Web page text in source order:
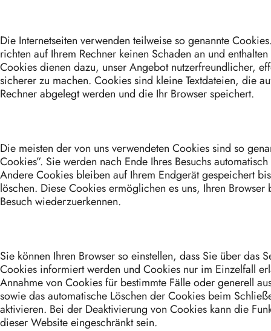
Die Internetseiten verwenden teilweise so genannte
richten auf Ihrem Rechner keinen Schaden an und
Cookies dienen dazu, unser Angebot nutzerfreundlicher,
sicherer zu machen. Cookies sind kleine Textdateien, die
Rechner abgelegt werden und die Ihr Browser speichert.
Die meisten der von uns verwendeten Cookies sind so
Cookies”. Sie werden nach Ende Ihres Besuchs
Andere Cookies bleiben auf Ihrem Endgerät gespeichert
löschen. Diese Cookies ermöglichen es uns, Ihren Browser
Besuch wiederzuerkennen.
Sie können Ihren Browser so einstellen, dass Sie über das
Cookies informiert werden und Cookies nur im Einzelfall
Annahme von Cookies für bestimmte Fälle oder generell
sowie das automatische Löschen der Cookies beim
aktivieren. Bei der Deaktivierung von Cookies kann die
dieser Website eingeschränkt sein.